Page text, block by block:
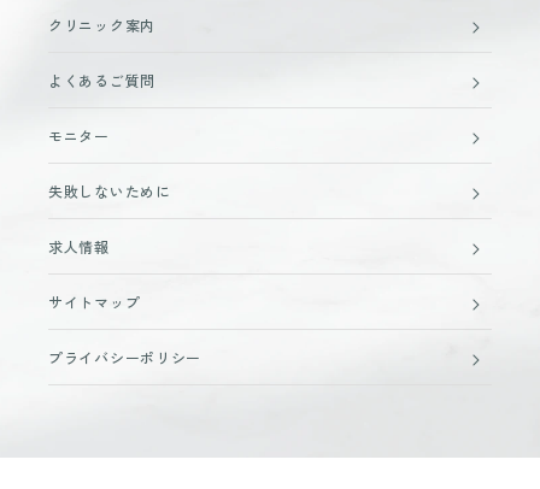
クリニック案内
よくあるご質問
モニター
失敗しないために
求人情報
サイトマップ
プライバシーポリシー